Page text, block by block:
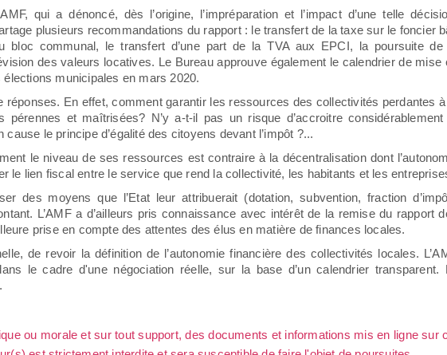
qui a dénoncé, dès l’origine, l’impréparation et l’impact d’une telle
plusieurs recommandations du rapport : le transfert de la taxe sur le foncier
bloc communal, le transfert d’une part de la TVA aux EPCI, la poursuite de
des valeurs locatives. Le Bureau approuve également le calendrier de mise
municipales en mars 2020.
réponses. En effet, comment garantir les ressources des collectivités perdantes
et maîtrisées? N’y a-t-il pas un risque d’accroitre
le principe d’égalité des citoyens devant l’impôt ?...
le niveau de ses ressources est contraire à la décentralisation dont
lien fiscal entre le service que rend la collectivité, les habitants et les
des moyens que l’Etat leur attribuerait (dotation, subvention, fraction
L’AMF a d’ailleurs pris connaissance avec intérêt de la remise du rapport
prise en compte des attentes des élus en matière de finances locales.
de revoir la définition de l’autonomie financière des collectivités locales.
le cadre d'une négociation réelle, sur la base d’un calendrier transparent.
ou morale et sur tout support, des documents et informations mis en ligne sur